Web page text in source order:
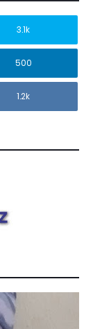
3.1k
500
1.2k